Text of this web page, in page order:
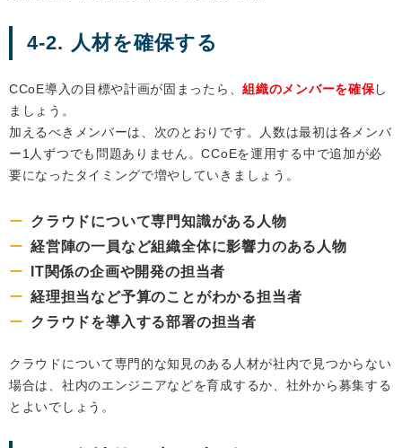
4-2. 人材を確保する
CCoE導入の目標や計画が固まったら、組織のメンバーを確保し
ましょう。
加えるべきメンバーは、次のとおりです。人数は最初は各メンバ
ー1人ずつでも問題ありません。CCoEを運用する中で追加が必
要になったタイミングで増やしていきましょう。
クラウドについて専門知識がある人物
経営陣の一員など組織全体に影響力のある人物
IT関係の企画や開発の担当者
経理担当など予算のことがわかる担当者
クラウドを導入する部署の担当者
クラウドについて専門的な知見のある人材が社内で見つからない
場合は、社内のエンジニアなどを育成するか、社外から募集する
とよいでしょう。